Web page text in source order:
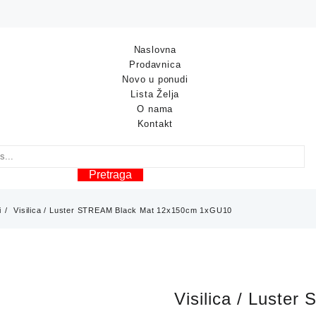
Naslovna
Prodavnica
Novo u ponudi
Lista Želja
O nama
Kontakt
Pretraga
Visilica / Luster STREAM Black Mat 12x150cm 1xGU10
Visilica / Luster